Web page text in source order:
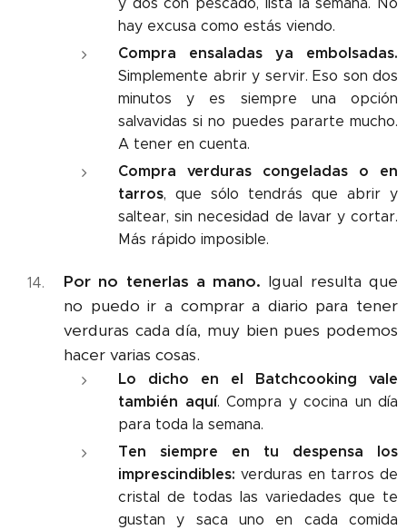
hay excusa como estás viendo.
Compra ensaladas ya embolsadas.
Simplemente abrir y servir. Eso son dos
minutos y es siempre una opción
salvavidas si no puedes pararte mucho.
A tener en cuenta.
Compra verduras congeladas o en
tarros, que sólo tendrás que abrir y
saltear, sin necesidad de lavar y cortar.
Más rápido imposible.
Por no tenerlas a mano. Igual resulta que
no puedo ir a comprar a diario para tener
verduras cada día, muy bien pues podemos
hacer varias cosas.
Lo dicho en el Batchcooking vale
también aquí. Compra y cocina un día
para toda la semana.
Ten siempre en tu despensa los
imprescindibles: verduras en tarros de
cristal de todas las variedades que te
gustan y saca uno en cada comida